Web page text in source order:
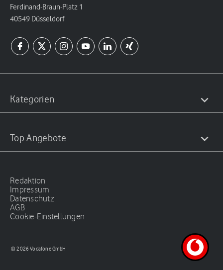
Ferdinand-Braun-Platz 1
40549 Düsseldorf
Kategorien
Top Angebote
Redaktion
Impressum
Datenschutz
AGB
Cookie-Einstellungen
© 2026 Vodafone GmbH